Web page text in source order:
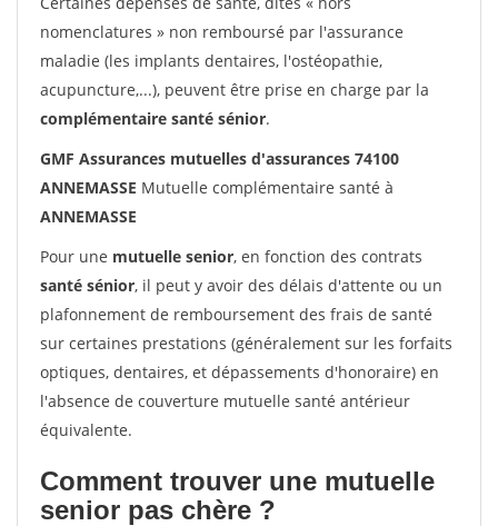
nomenclatures » non remboursé par l'assurance
maladie (les implants dentaires, l'ostéopathie,
acupuncture,...), peuvent être prise en charge par la
complémentaire santé sénior.
GMF Assurances mutuelles d'assurances 74100
ANNEMASSE Mutuelle complémentaire santé à
ANNEMASSE
Pour une mutuelle senior, en fonction des contrats
santé sénior, il peut y avoir des délais d'attente ou un
plafonnement de remboursement des frais de santé
sur certaines prestations (généralement sur les forfaits
optiques, dentaires, et dépassements d'honoraire) en
l'absence de couverture mutuelle santé antérieur
équivalente.
Comment trouver une mutuelle
senior pas chère ?